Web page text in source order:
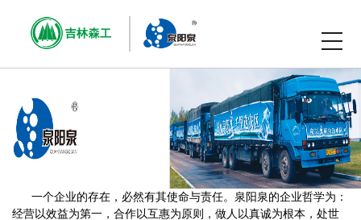
一个企业的存在，必然有其使命与责任。泉阳泉的企业哲学为：
经营以效益为第一，合作以互惠为原则，做人以真诚为根本，处世